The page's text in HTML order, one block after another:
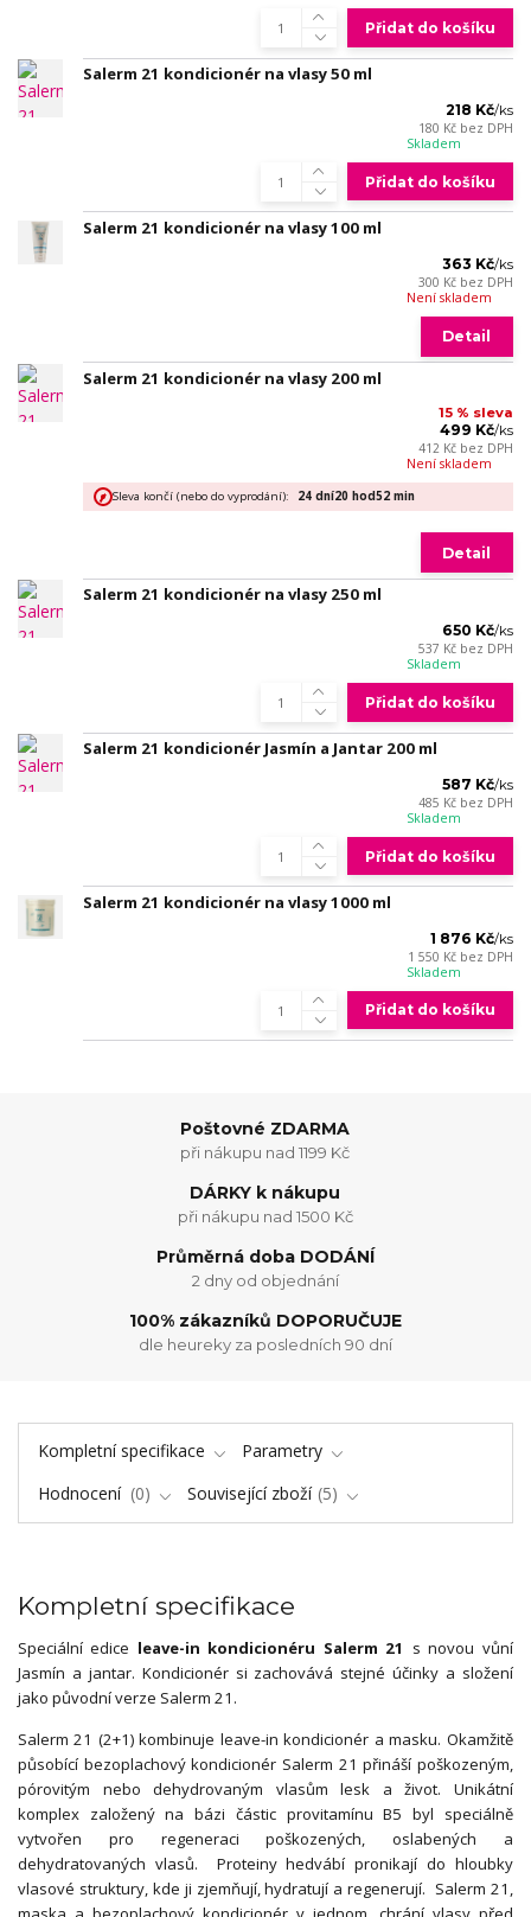
Přidat do košíku
Salerm 21 kondicionér na vlasy 50 ml
218 Kč/ks
180 Kč bez DPH
Skladem
Přidat do košíku
Salerm 21 kondicionér na vlasy 100 ml
363 Kč/ks
300 Kč bez DPH
Není skladem
Detail
Salerm 21 kondicionér na vlasy 200 ml
15 % sleva
499 Kč/ks
412 Kč bez DPH
Není skladem
Sleva končí (nebo do vyprodání): 24 dní20 hod52min
Detail
Salerm 21 kondicionér na vlasy 250 ml
650 Kč/ks
537 Kč bez DPH
Skladem
Přidat do košíku
Salerm 21 kondicionér Jasmín a Jantar 200 ml
587 Kč/ks
485 Kč bez DPH
Skladem
Přidat do košíku
Salerm 21 kondicionér na vlasy 1000 ml
1 876 Kč/ks
1 550 Kč bez DPH
Skladem
Přidat do košíku
Poštovné ZDARMA
při nákupu nad 1199 Kč
DÁRKY k nákupu
při nákupu nad 1500 Kč
Průměrná doba DODÁNÍ
2 dny od objednání
100% zákazníků DOPORUČUJE
dle heureky za posledních 90 dní
Kompletní specifikace
Parametry
Hodnocení
0 Související zboží 5
Kompletní specifikace
Speciální edice leave-in kondicionéru Salerm 21 s novou vůní
Jasmín a jantar. Kondicionér si zachovává stejné účinky a složení
jako původní verze Salerm 21.
Salerm 21 (2+1) kombinuje leave-in kondicionér a masku. Okamžitě
působící bezoplachový kondicionér Salerm 21 přináší poškozeným,
pórovitým nebo dehydrovaným vlasům lesk a život. Unikátní
komplex založený na bázi částic provitamínu B5 byl speciálně
vytvořen pro regeneraci poškozených, oslabených a
dehydratovaných vlasů. Proteiny hedvábí pronikají do hloubky
vlasové struktury, kde ji zjemňují, hydratují a regenerují. Salerm 21,